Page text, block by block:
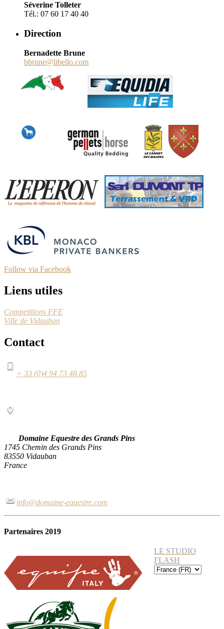
Séverine Tolleter
Tél.: 07 60 17 40 40
Direction
Bernadette Brune
bbrune@libello.com
Follow via Facebook
Liens utiles
Competitions FFE
Ville de Vidauban
Contact
+ 33 (0)4 94 73 48 85
Domaine Equestre des Grands Pins
1745 Chemin des Grands Pins
83550 Vidauban
France
info@domaine-equestre.com
Partenaires 2019
LE STUDIO
FLASH